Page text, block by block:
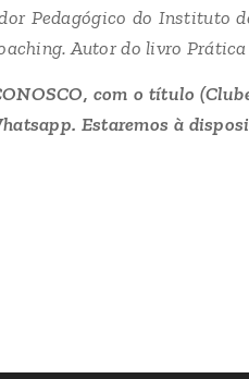
Pedagógico do Instituto
Autor do livro
com o título
Estaremos à